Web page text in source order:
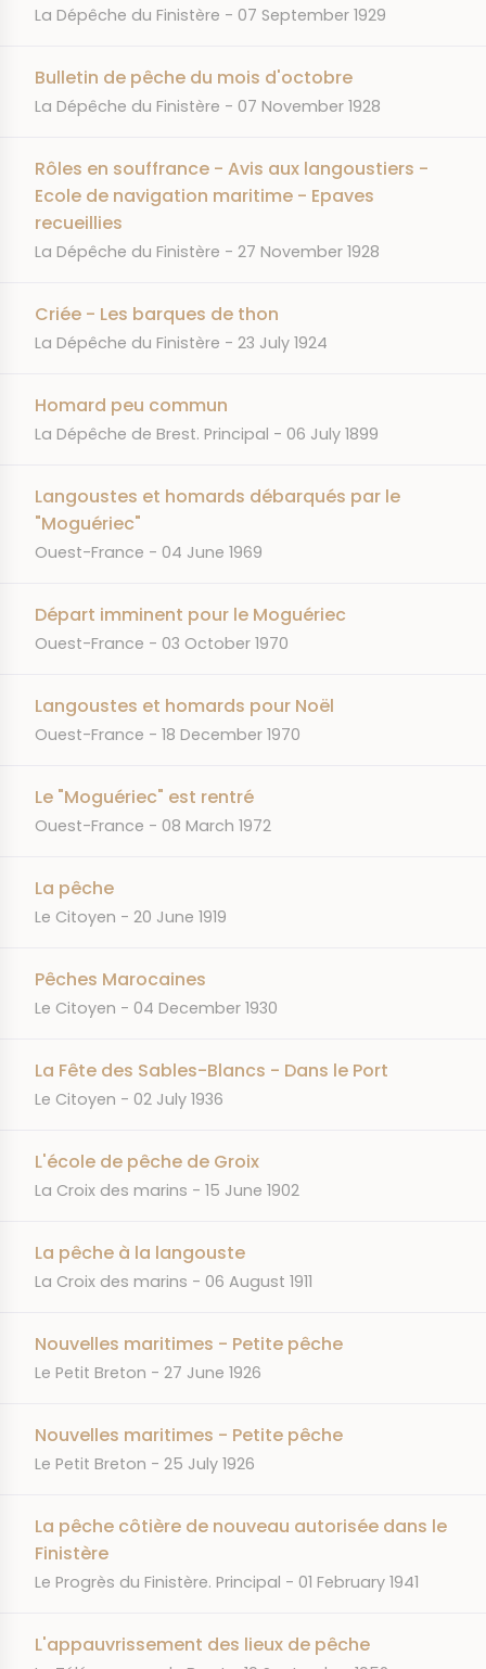
JOURNAL
La Dépêche du Finistère DATE
07 September 1929
Bulletin de pêche du mois d'octobre
JOURNAL
La Dépêche du Finistère DATE
07 November 1928
Rôles en souffrance - Avis aux langoustiers -
Ecole de navigation maritime - Epaves
recueillies
JOURNAL
La Dépêche du Finistère DATE
27 November 1928
Criée - Les barques de thon
JOURNAL
La Dépêche du Finistère DATE
23 July 1924
Homard peu commun
JOURNAL
La Dépêche de Brest. Principal DATE
06 July 1899
Langoustes et homards débarqués par le
"Moguériec"
JOURNAL
Ouest-France DATE
04 June 1969
Départ imminent pour le Moguériec
JOURNAL
Ouest-France DATE
03 October 1970
Langoustes et homards pour Noël
JOURNAL
Ouest-France DATE
18 December 1970
Le "Moguériec" est rentré
JOURNAL
Ouest-France DATE
08 March 1972
La pêche
JOURNAL
Le Citoyen DATE
20 June 1919
Pêches Marocaines
JOURNAL
Le Citoyen DATE
04 December 1930
La Fête des Sables-Blancs - Dans le Port
JOURNAL
Le Citoyen DATE
02 July 1936
L'école de pêche de Groix
JOURNAL
La Croix des marins DATE
15 June 1902
La pêche à la langouste
JOURNAL
La Croix des marins DATE
06 August 1911
Nouvelles maritimes - Petite pêche
JOURNAL
Le Petit Breton DATE
27 June 1926
Nouvelles maritimes - Petite pêche
JOURNAL
Le Petit Breton DATE
25 July 1926
La pêche côtière de nouveau autorisée dans le
Finistère
JOURNAL
Le Progrès du Finistère. Principal DATE
01 February 1941
L'appauvrissement des lieux de pêche